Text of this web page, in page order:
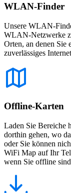
WLAN-Finder
Unsere WLAN-
WLAN-Netzwerke
Orten, an denen Sie
zuverlässiges
Offline-Karten
Laden Sie Bereiche
dorthin gehen, wo
oder Sie können
WiFi Map auf Ihr
wenn Sie offline